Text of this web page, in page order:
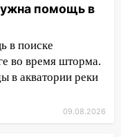
ливня в
помощь в
в поиске
во время шторма.
в акватории реки
09.08.2026